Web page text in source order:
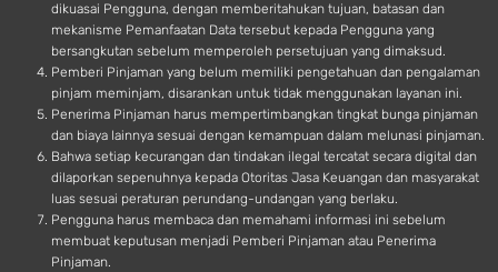
dikuasai Pengguna, dengan memberitahukan tujuan, batasan dan
mekanisme Pemanfaatan Data tersebut kepada Pengguna yang
bersangkutan sebelum memperoleh persetujuan yang dimaksud.
Pemberi Pinjaman yang belum memiliki pengetahuan dan pengalaman
pinjam meminjam, disarankan untuk tidak menggunakan layanan ini.
Penerima Pinjaman harus mempertimbangkan tingkat bunga pinjaman
dan biaya lainnya sesuai dengan kemampuan dalam melunasi pinjaman.
Bahwa setiap kecurangan dan tindakan ilegal tercatat secara digital dan
dilaporkan sepenuhnya kepada Otoritas Jasa Keuangan dan masyarakat
luas sesuai peraturan perundang-undangan yang berlaku.
Pengguna harus membaca dan memahami informasi ini sebelum
membuat keputusan menjadi Pemberi Pinjaman atau Penerima
Pinjaman.